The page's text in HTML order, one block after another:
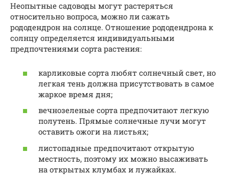
Неопытные садоводы могут растеряться
относительно вопроса, можно ли сажать
рододендрон на солнце. Отношение рододендрона к
солнцу определяется индивидуальными
предпочтениями сорта растения:
карликовые сорта любят солнечный свет, но
легкая тень должна присутствовать в самое
жаркое время дня;
вечнозеленые сорта предпочитают легкую
полутень. Прямые солнечные лучи могут
оставить ожоги на листьях;
листопадные предпочитают открытую
местность, поэтому их можно высаживать
на открытых клумбах и лужайках.